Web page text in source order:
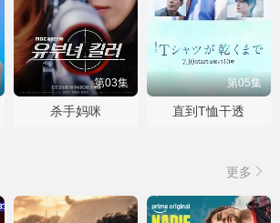
第03集
杀手妈咪
第05集
直到T恤干透
更多